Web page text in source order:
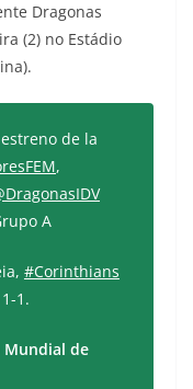
Dragonas
(2) no Estádio
de la
,
A
#Corinthians
1.
Mundial de